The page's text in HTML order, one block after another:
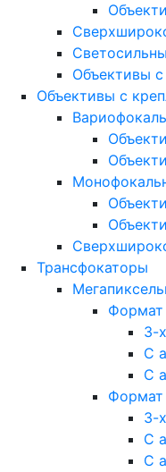
Объективы с
Объективы с
Трансфокаторы
Формат
3-
С
С
Формат
3-
С
С